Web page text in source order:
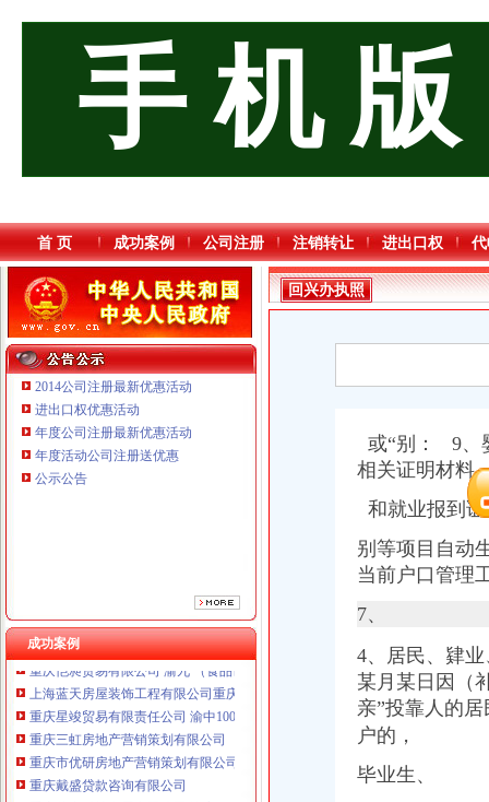
手 机 版
首 页 成功案例 公司注册 注销转让 进出口权
2014公司注册最新优惠活动
进出口权优惠活动
年度公司注册最新优惠活动
年度活动公司注册送优惠
公示公告
成功案例
重庆星竣贸易有限责任公司 渝中100万 （进出口权）
重庆三虹房地产营销策划有限公司
重庆市优研房地产营销策划有限公司
重庆戴盛贷款咨询有限公司
重庆伟尚科技发展有限公司 渝高100万 （工商注册）
重庆汇泰贷款咨询有限公司科园路分公司 渝高 （工商注册）
回兴办执照
或“别： 9、
相关证明材料
和就业报到
别等项目自动
当前户口管理
7、
4、居民、肄
某月某日因（
亲”投靠人的
户的，
毕业生、